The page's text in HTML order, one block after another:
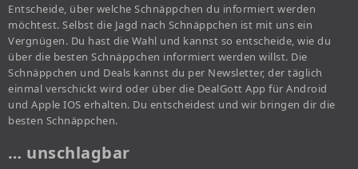
Entscheide, über welche Schnäppchen du informiert werden
möchtest. Selbst die Jagd nach Schnäppchen ist mit uns ein
Vergnügen. Du hast die Wahl und kannst so entscheide, wie du
über die besten Schnäppchen informiert werden willst. Die
Schnäppchen und Deals kannst du per Newsletter, der täglich
einmal verschickt wird oder über die DealGott App für Android
und Apple IOS erhalten. Du entscheidest und wir bringen dir die
besten Schnäppchen.
… unschlagbar